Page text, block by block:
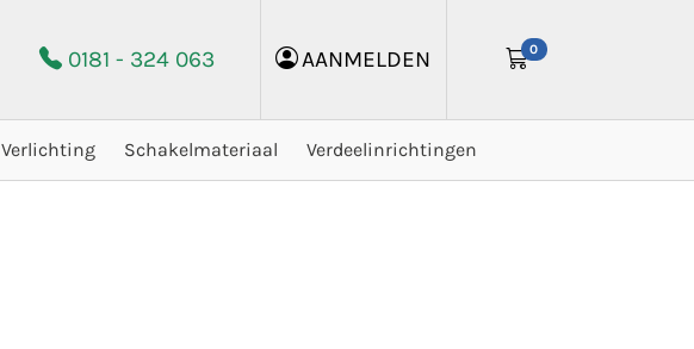
0181 - 324 063 AANMELDEN 0
Verlichting Schakelmateriaal Verdeelinrichtingen